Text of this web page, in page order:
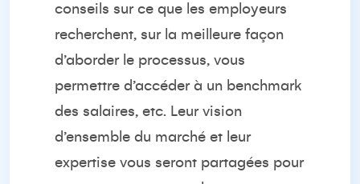
conseils sur ce que les employeurs
recherchent, sur la meilleure façon
d’aborder le processus, vous
permettre d’accéder à un benchmark
des salaires, etc. Leur vision
d’ensemble du marché et leur
expertise vous seront partagées pour